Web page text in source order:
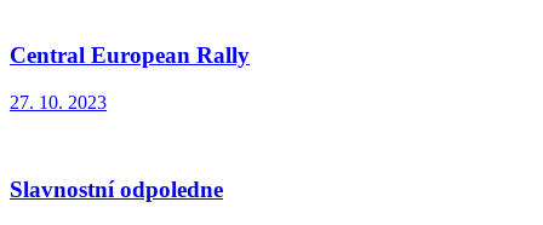
Central European Rally
27. 10. 2023
Slavnostní odpoledne